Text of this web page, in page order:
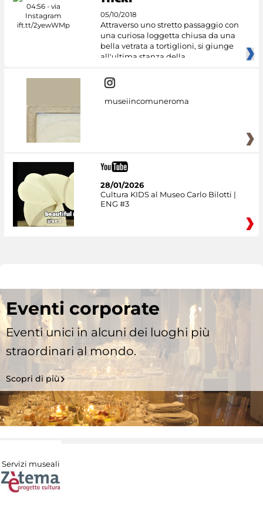
05/10/2018
Attraverso uno stretto passaggio con
una curiosa loggetta chiusa da una
bella vetrata a tortiglioni, si giunge
all'ultima stanza della
museiincomuneroma
28/01/2026
Cultura KIDS al Museo Carlo Bilotti |
ENG #3
Eventi corporate
Eventi unici in alcuni dei luoghi più
straordinari al mondo.
Scopri di più
Servizi museali